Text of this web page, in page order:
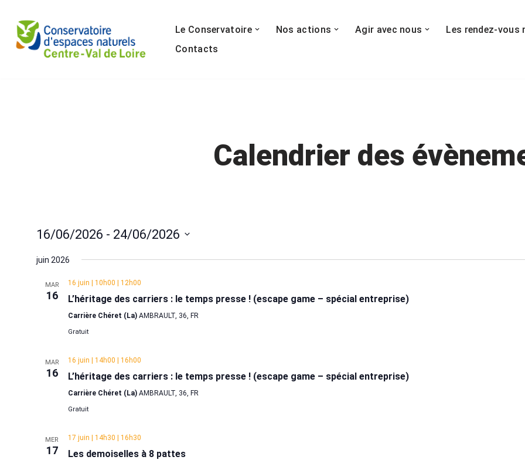
Aller
au
Le Conservatoire Nos actions Agir avec nous Les rendez-vous
Contacts
Calendrier des
16/06/2026 - 24/06/2026
une
date.
juin 2026
MAR
16
16 juin | 10h00 | 12h00
L’héritage des carriers : le temps presse ! (escape game – spécial entreprise)
Carrière Chéret (La) AMBRAULT, 36, FR
Gratuit
MAR
16
16 juin | 14h00 | 16h00
L’héritage des carriers : le temps presse ! (escape game – spécial entreprise)
Carrière Chéret (La) AMBRAULT, 36, FR
Gratuit
MER
17
17 juin | 14h30 | 16h30
Les demoiselles à 8 pattes